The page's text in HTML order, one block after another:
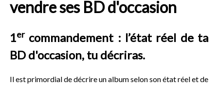
vendre ses BD d'occasion
1ercommandement : l’état réel de ta
BD d'occasion, tu décriras.
Il est primordial de décrire un album selon son état réel et de